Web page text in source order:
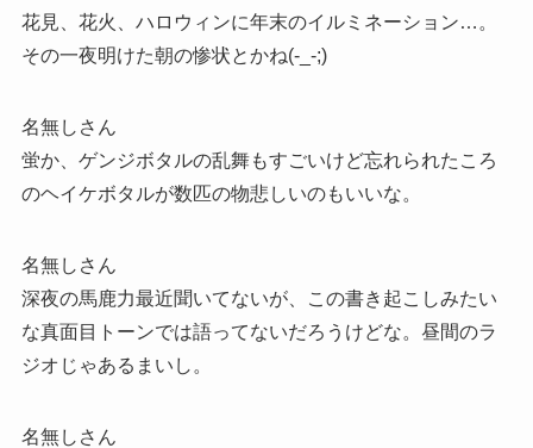
花見、花火、ハロウィンに年末のイルミネーション…。
その一夜明けた朝の惨状とかね(-_-;)
名無しさん
蛍か、ゲンジボタルの乱舞もすごいけど忘れられたころ
のヘイケボタルが数匹の物悲しいのもいいな。
名無しさん
深夜の馬鹿力最近聞いてないが、この書き起こしみたい
な真面目トーンでは語ってないだろうけどな。昼間のラ
ジオじゃあるまいし。
名無しさん